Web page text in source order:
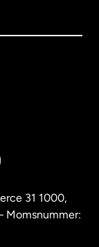
31 1000,
Momsnummer: